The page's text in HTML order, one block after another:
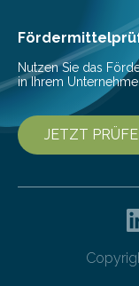
Cyberagentur
Nutzen Sie das
in Ihrem
JETZT